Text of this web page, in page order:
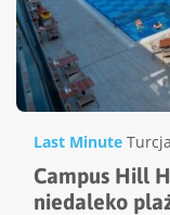
Last Minute Turcja
Campus Hill
niedaleko